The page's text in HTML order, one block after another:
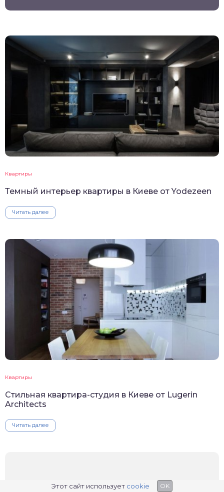
Квартиры
Темный интерьер квартиры в Киеве от Yodezeen
Читать далее
Квартиры
Стильная квартира-студия в Киеве от Lugerin
Architects
Читать далее
Этот сайт использует cookie OK